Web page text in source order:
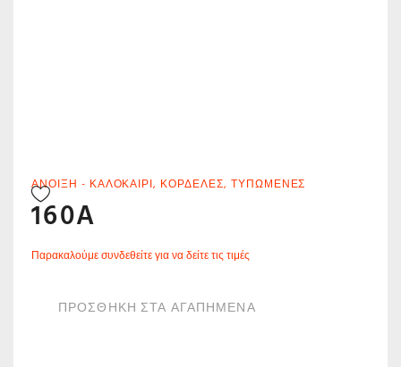
ΆΝΟΙΞΗ - ΚΑΛΟΚΑΊΡΙ, ΚΟΡΔΈΛΕΣ, ΤΥΠΩΜΈΝΕΣ
160A
Παρακαλούμε συνδεθείτε για να δείτε τις τιμές
ΠΡΟΣΘΗΚΗ ΣΤΑ ΑΓΑΠΗΜΕΝΑ